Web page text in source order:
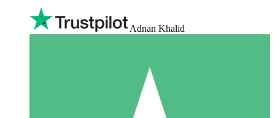
Adnan Khalid